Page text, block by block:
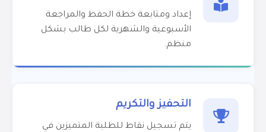
إعداد ومتابعة خطة الحفظ والمراجعة
الأسبوعية والشهرية لكل طالب بشكل
منظم.
التحفيز والتكريم
يتم تسجيل نقاط للطلبة المتميزين في